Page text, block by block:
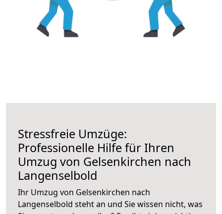
Stressfreie Umzüge:
Professionelle Hilfe für Ihren
Umzug von Gelsenkirchen nach
Langenselbold
Ihr Umzug von Gelsenkirchen nach
Langenselbold steht an und Sie wissen nicht, was